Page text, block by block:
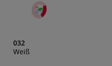
032
Weiß